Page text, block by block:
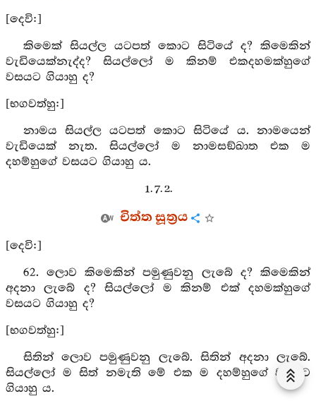
[දෙවි:]
කිමෙක් සියල්ල යටපත් කොට සිටියේ ද? කිමෙකින්
වැඩියෙක්නැද්ද? සියල්ලෝ ම කිනම් එකදහමක්හුගේ
වසයට ගියාහු ද?
[භගවත්හු:]
නාමය සියල්ල යටපත් කොට සිටියේ ය. නාමයෙන්
වැඩියෙක් නැත. සියල්ලෝ ම නාමසඞ්ඛාත එක ම
දහම්හුගේ වසයට ගියාහු ය.
1. 7. 2.
චිත්ත සූත්‍රය
[දෙවි:]
62. ලොව කිමෙකින් පමුණුවනු ලැබේ ද? කිමෙකින්
අදනා ලැබේ ද? සියල්ලෝ ම කිනම් එක් දහමක්හුගේ
වසයට ගියාහු ද?
[භගවත්හු:]
සිතින් ලොව පමුණුවනු ලැබේ. සිතින් අදනා ලැබේ.
සියල්ලෝ ම සිත් නමැති මේ එක ම දහම්හුගේ වසයට
ගියාහු ය.